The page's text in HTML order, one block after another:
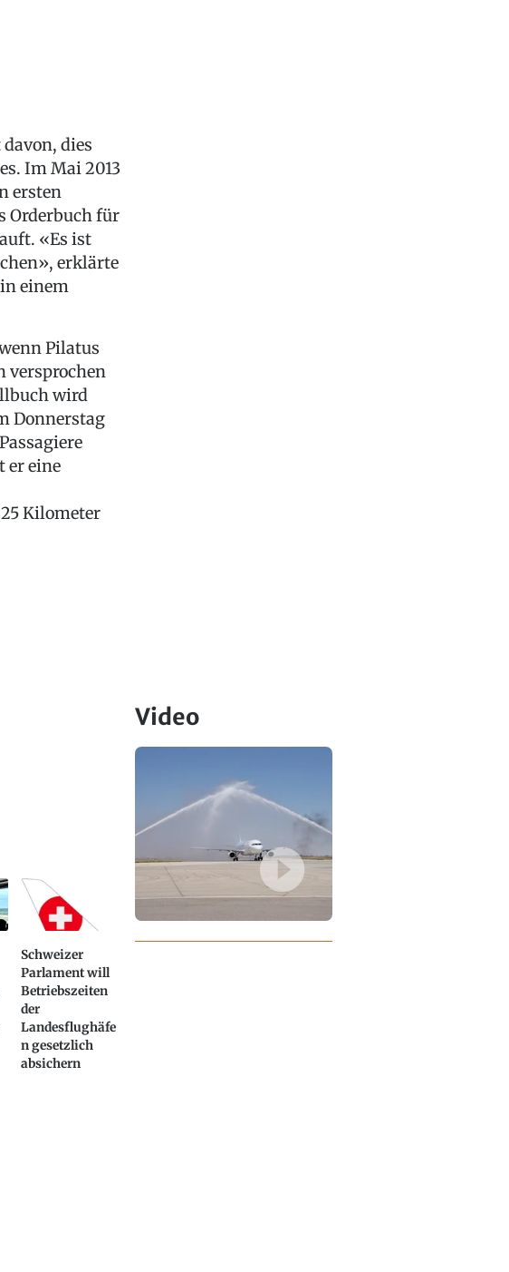
dies
Im Mai 2013
ersten
Orderbuch für
«Es ist
erklärte
einem
Pilatus
versprochen
wird
Donnerstag
er eine
Kilometer
Schweizer
Parlament will
Betriebszeiten
der
Landesflughäfe
n gesetzlich
absichern
Video